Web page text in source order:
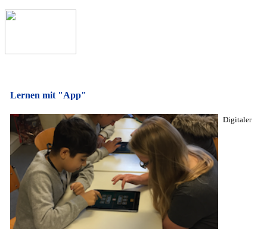
Lernen mit "App"
Digitaler